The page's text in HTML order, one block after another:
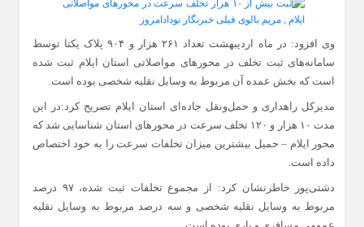
وی افزود: در ماه اردیبهشت‌ تعداد ۲۶۱ هزار و ۹۰۴ پلاک یکتا توسط
سامانه‌های ثبت تخلف در محورهای مواصلاتی استان ایلام ثبت شده
است که بخش عمده آن مربوط به وسایل نقلیه شخصی بوده است.
مدیرکل راهداری و حمل‌ونقل جاده‌ای استان ایلام تصریح کرد:در این
مدت ۱۰ هزار و ۱۲۰ تخلف سرعت در محورهای استان شناسایی شد که
محور ایلام – حمیل بیشترین میزان تخلفات سرعت را به خود اختصاص
داده است.
دشتی‌پور خاطرنشان کرد: از مجموع تخلفات ثبت شده، ۹۷ درصد
مربوط به وسایل نقلیه شخصی و سه درصد مربوط به وسایل نقلیه